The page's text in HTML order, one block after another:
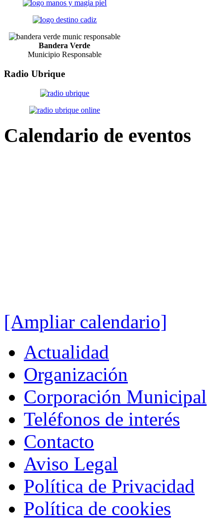
Bandera Verde
Municipio Responsable
Radio Ubrique
Calendario de eventos
[Ampliar calendario]
Actualidad
Organización
Corporación Municipal
Teléfonos de interés
Contacto
Aviso Legal
Política de Privacidad
Política de cookies